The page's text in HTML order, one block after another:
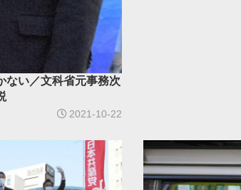
ない／文科省元事務次
2021-10-22